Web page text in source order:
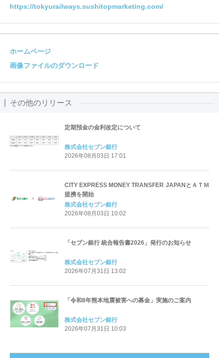
https://tokyurailways.sushitopmarketing.com/
ホームページ
画像ファイルのダウンロード
その他のリリース
定期預金の金利改定について
株式会社セブン銀行
2026年08月03日 17:01
CITY EXPRESS MONEY TRANSFER JAPANとＡＴＭ
提携を開始
株式会社セブン銀行
2026年08月03日 10:02
「セブン銀行 統合報告書2026」発行のお知らせ
株式会社セブン銀行
2026年07月31日 13:02
「令和8年熊本地震被害への募金」実施のご案内
株式会社セブン銀行
2026年07月31日 10:03